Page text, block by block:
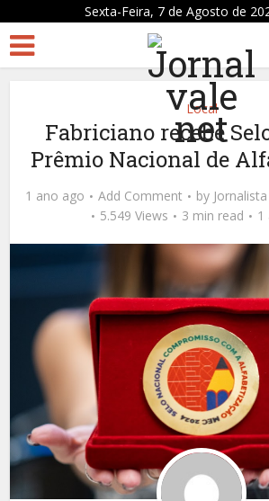
Sexta-Feira, 7 de Agosto de
Local
Fabriciano recebe
Prêmio Nacional de
1 ano ago Add Comment by
5.549 Views
3 min read 1